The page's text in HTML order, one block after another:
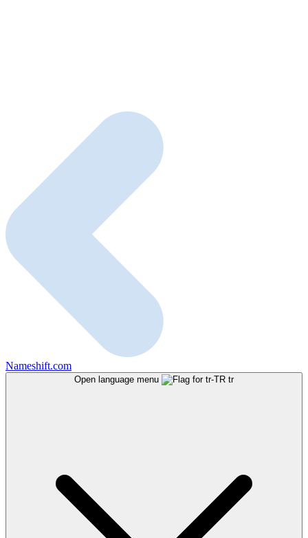
Nameshift.com
Open language menu tr